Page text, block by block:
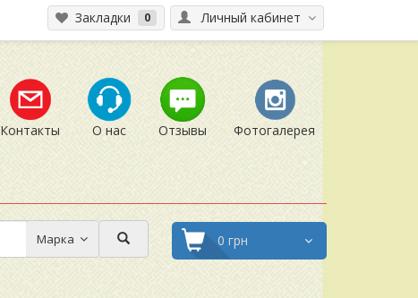
Личный кабинет
Закладки 0
Контакты О нас Отзывы Фотогалерея
Марка 0 грн